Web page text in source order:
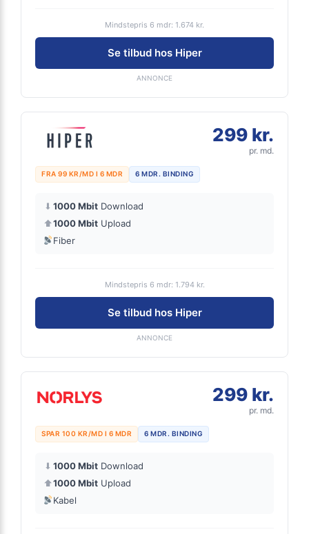
Mindstepris 6 mdr: 1.674 kr.
Se tilbud hos Hiper
ANNONCE
299 kr.
pr. md.
FRA 99 KR/MD I 6 MDR 6 MDR. BINDING
⬇ 1000 Mbit Download
⬆1000 Mbit Upload
Fiber
Mindstepris 6 mdr: 1.794 kr.
Se tilbud hos Hiper
ANNONCE
299 kr.
pr. md.
SPAR 100 KR/MD I 6 MDR 6 MDR. BINDING
⬇ 1000 Mbit Download
⬆1000 Mbit Upload
Kabel